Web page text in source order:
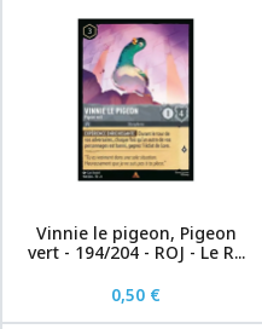
Vinnie le pigeon, Pigeon
vert - 194/204 - ROJ - Le R...
0,50 €